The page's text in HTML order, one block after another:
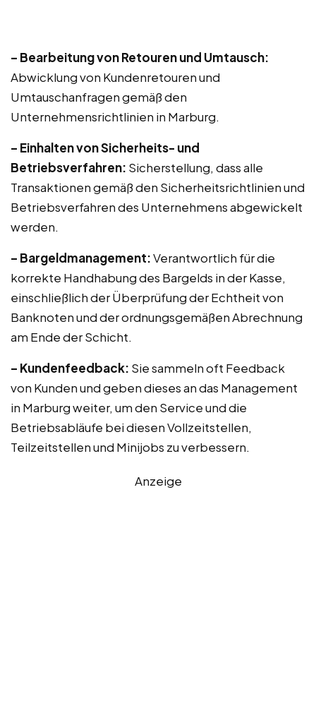
– Bearbeitung von Retouren und Umtausch:
Abwicklung von Kundenretouren und
Umtauschanfragen gemäß den
Unternehmensrichtlinien in Marburg.
– Einhalten von Sicherheits- und
Betriebsverfahren: Sicherstellung, dass alle
Transaktionen gemäß den Sicherheitsrichtlinien und
Betriebsverfahren des Unternehmens abgewickelt
werden.
– Bargeldmanagement:Verantwortlich für die
korrekte Handhabung des Bargelds in der Kasse,
einschließlich der Überprüfung der Echtheit von
Banknoten und der ordnungsgemäßen Abrechnung
am Ende der Schicht.
– Kundenfeedback: Sie sammeln oft Feedback
von Kunden und geben dieses an das Management
in Marburg weiter, um den Service und die
Betriebsabläufe bei diesen Vollzeitstellen,
Teilzeitstellen und Minijobs zu verbessern.
Anzeige